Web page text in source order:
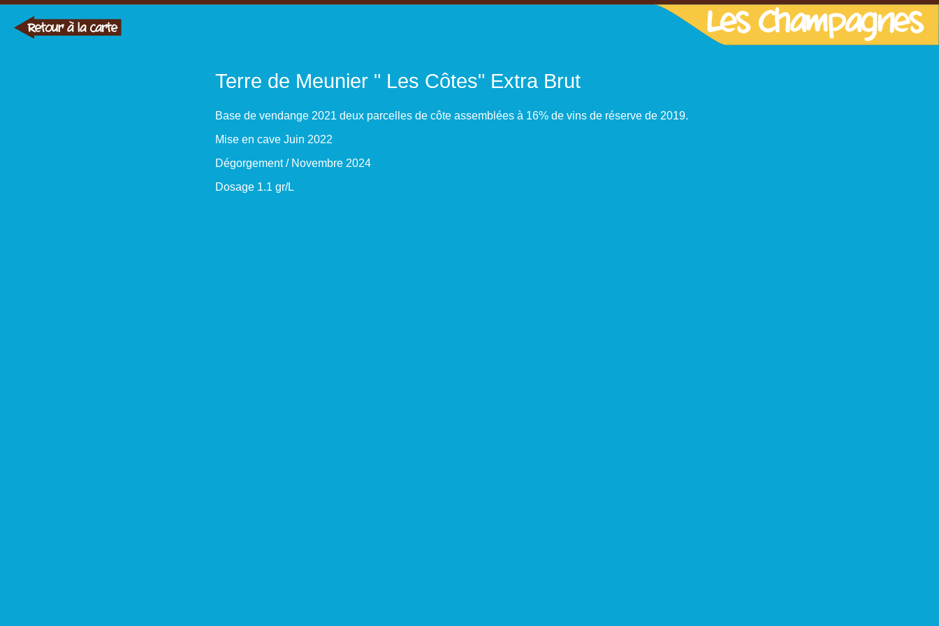
Terre de Meunier " Les Côtes" Extra Brut
Base de vendange 2021 deux parcelles de côte assemblées à 16% de vins de réserve de 2019.
Mise en cave Juin 2022
Dégorgement / Novembre 2024
Dosage 1.1 gr/L